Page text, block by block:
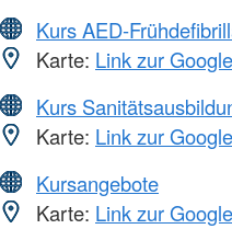
Kurs AED-
Karte: Link zur
Kurs
Karte: Link zur
Kursangebote
Karte: Link zur